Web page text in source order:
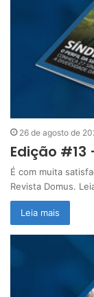
26 de agosto de
Edição #13
É com muita
Revista Domus.
Leia mais